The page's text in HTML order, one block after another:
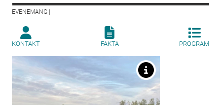
EVENEMANG |
KONTAKT FAKTA PROGRAM